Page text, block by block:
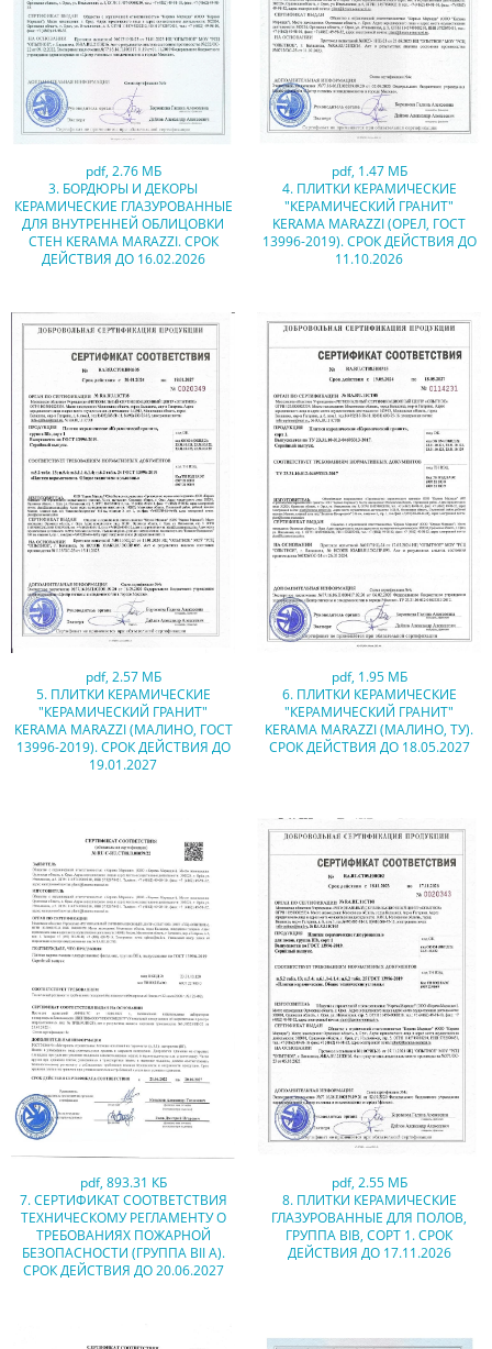
pdf, 2.76 МБ
3. БОРДЮРЫ И ДЕКОРЫ
КЕРАМИЧЕСКИЕ ГЛАЗУРОВАННЫЕ
ДЛЯ ВНУТРЕННЕЙ ОБЛИЦОВКИ
СТЕН KERAMA MARAZZI. СРОК
ДЕЙСТВИЯ ДО 16.02.2026
pdf, 1.47 МБ
4. ПЛИТКИ КЕРАМИЧЕСКИЕ
"КЕРАМИЧЕСКИЙ ГРАНИТ"
KERAMA MARAZZI (ОРЕЛ, ГОСТ
13996-2019). СРОК ДЕЙСТВИЯ ДО
11.10.2026
pdf, 2.57 МБ
5. ПЛИТКИ КЕРАМИЧЕСКИЕ
"КЕРАМИЧЕСКИЙ ГРАНИТ"
KERAMA MARAZZI (МАЛИНО, ГОСТ
13996-2019). СРОК ДЕЙСТВИЯ ДО
19.01.2027
pdf, 1.95 МБ
6. ПЛИТКИ КЕРАМИЧЕСКИЕ
"КЕРАМИЧЕСКИЙ ГРАНИТ"
KERAMA MARAZZI (МАЛИНО, ТУ).
СРОК ДЕЙСТВИЯ ДО 18.05.2027
pdf, 893.31 КБ
7. СЕРТИФИКАТ СООТВЕТСТВИЯ
ТЕХНИЧЕСКОМУ РЕГЛАМЕНТУ О
ТРЕБОВАНИЯХ ПОЖАРНОЙ
БЕЗОПАСНОСТИ (ГРУППА BII A).
СРОК ДЕЙСТВИЯ ДО 20.06.2027
pdf, 2.55 МБ
8. ПЛИТКИ КЕРАМИЧЕСКИЕ
ГЛАЗУРОВАННЫЕ ДЛЯ ПОЛОВ,
ГРУППА BIB, СОРТ 1. СРОК
ДЕЙСТВИЯ ДО 17.11.2026